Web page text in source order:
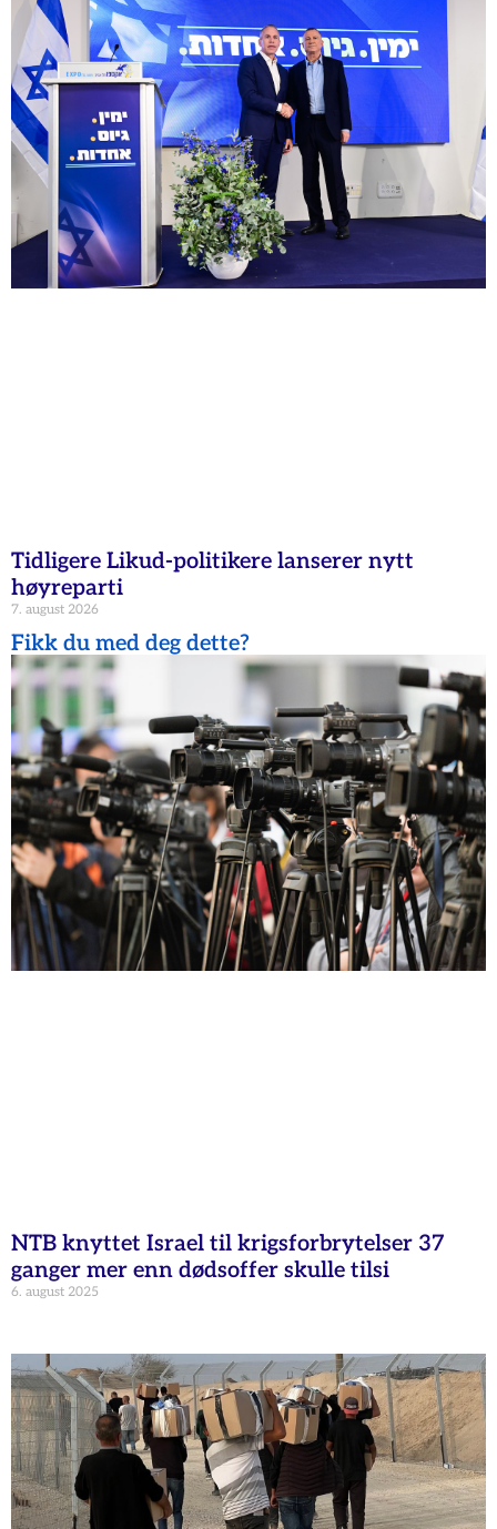
Tidligere Likud-politikere lanserer nytt
høyreparti
7. august 2026
Fikk du med deg dette?
NTB knyttet Israel til krigsforbrytelser 37
ganger mer enn dødsoffer skulle tilsi
6. august 2025